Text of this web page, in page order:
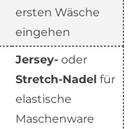
ersten Wäsche
eingehen
Jersey- oder
Stretch-Nadel für
elastische
Maschenware